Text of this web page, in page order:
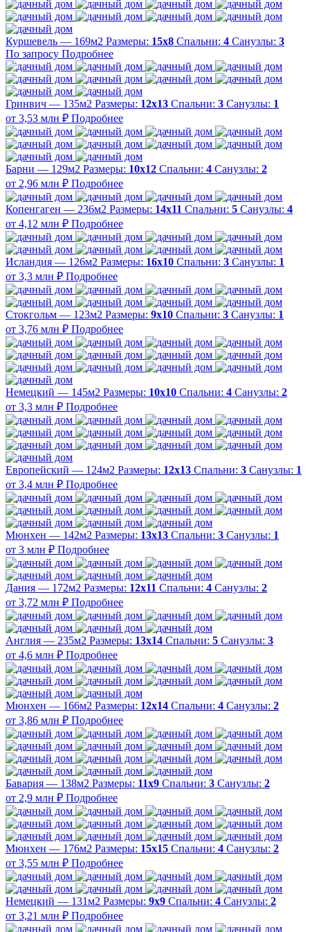
Куршевель — 169м2 Размеры: 15х8 Спальни: 4 Санузлы: 3
По запросу Подробнее
Гринвич — 135м2 Размеры: 12х13 Спальни: 3 Санузлы: 1
от 3,53 млн ₽ Подробнее
Барни — 129м2 Размеры: 10х12 Спальни: 4 Санузлы: 2
от 2,96 млн ₽ Подробнее
Копенгаген — 236м2 Размеры: 14х11 Спальни: 5 Санузлы: 4
от 4,12 млн ₽ Подробнее
Исландия — 126м2 Размеры: 16х10 Спальни: 3 Санузлы: 1
от 3,3 млн ₽ Подробнее
Стокгольм — 123м2 Размеры: 9х10 Спальни: 3 Санузлы: 1
от 3,76 млн ₽ Подробнее
Немецкий — 145м2 Размеры: 10х10 Спальни: 4 Санузлы: 2
от 3,3 млн ₽ Подробнее
Европейский — 124м2 Размеры: 12х13 Спальни: 3 Санузлы: 1
от 3,4 млн ₽ Подробнее
Мюнхен — 142м2 Размеры: 13х13 Спальни: 3 Санузлы: 1
от 3 млн ₽ Подробнее
Дания — 172м2 Размеры: 12х11 Спальни: 4 Санузлы: 2
от 3,72 млн ₽ Подробнее
Англия — 235м2 Размеры: 13х14 Спальни: 5 Санузлы: 3
от 4,6 млн ₽ Подробнее
Мюнхен — 166м2 Размеры: 12х14 Спальни: 4 Санузлы: 2
от 3,86 млн ₽ Подробнее
Бавария — 138м2 Размеры: 11х9 Спальни: 3 Санузлы: 2
от 2,9 млн ₽ Подробнее
Мюнхен — 176м2 Размеры: 15х15 Спальни: 4 Санузлы: 2
от 3,55 млн ₽ Подробнее
Немецкий — 131м2 Размеры: 9х9 Спальни: 4 Санузлы: 2
от 3,21 млн ₽ Подробнее